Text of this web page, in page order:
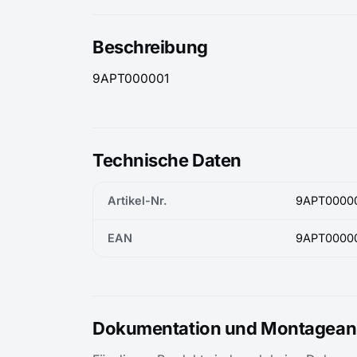
Beschreibung
9APT000001
Technische Daten
Artikel-Nr.
EAN
Dokumentation und